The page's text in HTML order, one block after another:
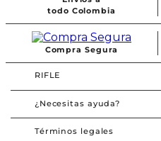
Complementando su estilo, los
motivacionales, algunos de vibra
Si eres teamcamisetas manga
diseños que más te gusten! Y si aún
oportunidad e inclúyelos en tu vida.
todo Colombia
Compra Segura
RIFLE
¿Necesitas ayuda?
Términos legales